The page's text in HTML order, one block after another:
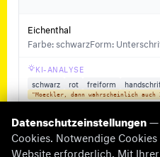
Eichenthal
Farbe: schwarzForm:
KI-ANALYSE
schwarz
rot freiform
"Moeckler, dann wahrscheinlich auch
Datenschutzeinstellungen—
Cookies. Notwendige
Website erforderlich. Mit